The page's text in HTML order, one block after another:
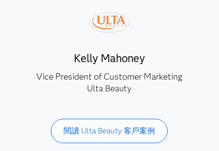
Kelly Mahoney
Vice President of Customer Marketing
Ulta Beauty
閱讀 Ulta Beauty 客戶案例